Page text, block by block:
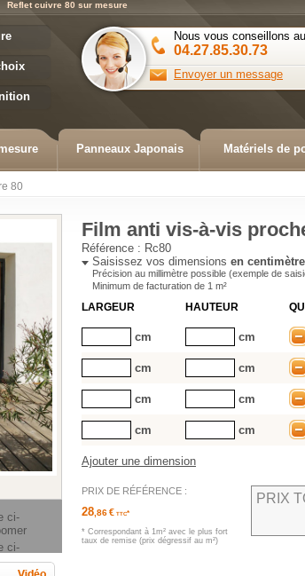
Reflet cuivre 80 sur mesure
Nous vous conseillons au
04.27.85.30.73
Envoyer un message
Panneaux Japonais Matériels de
80
ci-
ci-
Notice de pose
Film anti vis-à-vis
Référence : Rc80
Saisissez vos dimensions en centimètre
Précision au millimètre possible (exemple de
Minimum de facturation de 1 m²
LARGEUR HAUTEUR
cm cm
cm cm
cm cm
cm cm
Ajouter une dimension
PRIX DE RÉFÉRENCE :
28 ,86€ TTC*
* Correspondant à 1m² avec le plus fort
taux de remise (prix dégressif au m²)
PRIX